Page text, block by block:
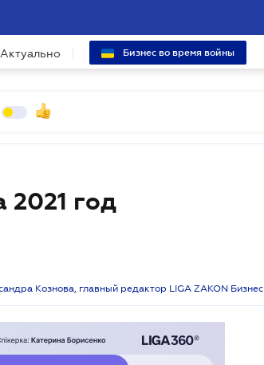
Актуально Бизнес во время войны
2021 год
Кознова, главный редактор LIGA ZAKON Бизнес